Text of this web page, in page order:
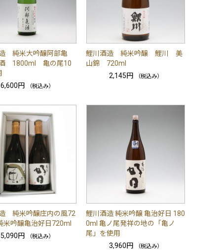
純米大吟醸阿部亀
1800ml 亀の尾10
6,600円
（税込み）
鯉川酒造 純米吟醸 鯉川 美
山錦 720ml
2,145円
（税込み）
純米吟醸庄内の風72
米吟醸亀治好日720ml
5,090円
（税込み）
鯉川酒造 純米吟醸 亀治好日 180
0ml 亀ノ尾発祥の地の「亀ノ
尾」を使用
3,960円
（税込み）